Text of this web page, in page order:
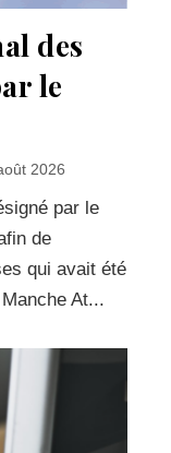
des
le
2026
par le
de
qui avait été
At...